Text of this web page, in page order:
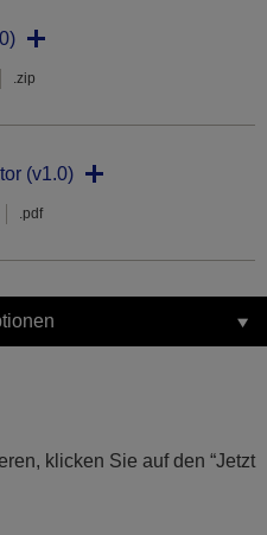
.zip
(v1.0)
.pdf
klicken Sie auf den “Jetzt